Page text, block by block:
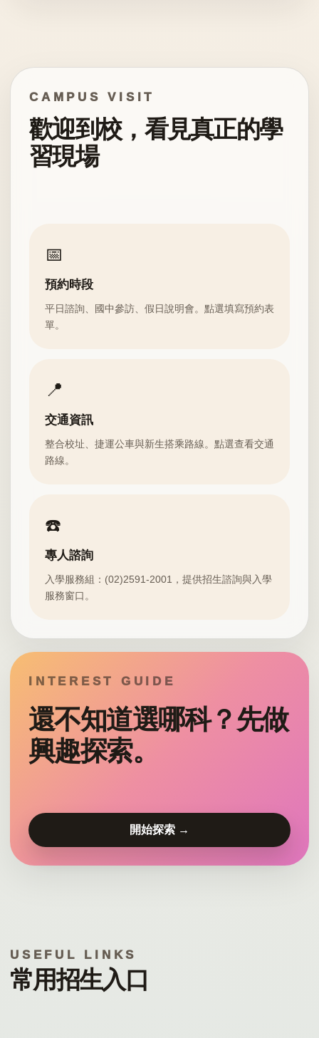
CAMPUS VISIT
歡迎到校，看見真正的學
習現場
📅
預約時段
平日諮詢、國中參訪、假日說明會。點選填寫預約表
單。
📍
交通資訊
整合校址、捷運公車與新生搭乘路線。點選查看交通
路線。
☎️
專人諮詢
入學服務組：(02)2591-2001，提供招生諮詢與入學
服務窗口。
INTEREST GUIDE
還不知道選哪科？先做
興趣探索。
開始探索 →
USEFUL LINKS
常用招生入口